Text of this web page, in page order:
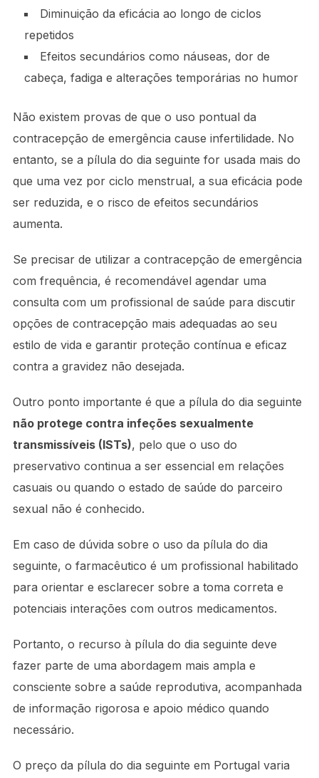
Diminuição da eficácia ao longo de ciclos
repetidos
Efeitos secundários como náuseas, dor de
cabeça, fadiga e alterações temporárias no humor
Não existem provas de que o uso pontual da
contracepção de emergência cause infertilidade. No
entanto, se a pílula do dia seguinte for usada mais do
que uma vez por ciclo menstrual, a sua eficácia pode
ser reduzida, e o risco de efeitos secundários
aumenta.
Se precisar de utilizar a contracepção de emergência
com frequência, é recomendável agendar uma
consulta com um profissional de saúde para discutir
opções de contracepção mais adequadas ao seu
estilo de vida e garantir proteção contínua e eficaz
contra a gravidez não desejada.
Outro ponto importante é que a pílula do dia seguinte
não protege contra infeções sexualmente
transmissíveis (ISTs), pelo que o uso do
preservativo continua a ser essencial em relações
casuais ou quando o estado de saúde do parceiro
sexual não é conhecido.
Em caso de dúvida sobre o uso da pílula do dia
seguinte, o farmacêutico é um profissional habilitado
para orientar e esclarecer sobre a toma correta e
potenciais interações com outros medicamentos.
Portanto, o recurso à pílula do dia seguinte deve
fazer parte de uma abordagem mais ampla e
consciente sobre a saúde reprodutiva, acompanhada
de informação rigorosa e apoio médico quando
necessário.
O preço da pílula do dia seguinte em Portugal varia